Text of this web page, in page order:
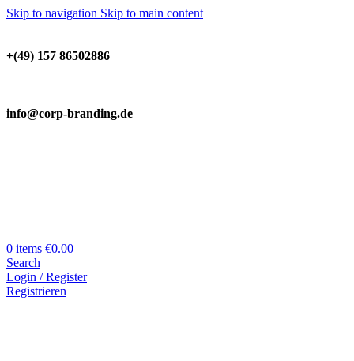
Skip to navigation Skip to main content
+(49) 157 86502886
info@corp-branding.de
0 items €0.00
Search
Login / Register
Registrieren